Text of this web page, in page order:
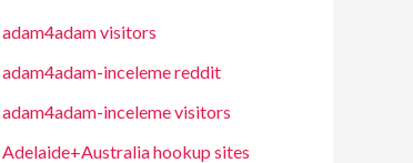
adam4adam visitors
adam4adam-inceleme reddit
adam4adam-inceleme visitors
Adelaide+Australia hookup sites